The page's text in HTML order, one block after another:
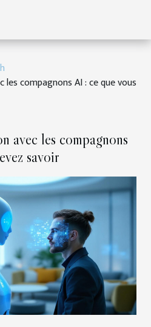
compagnons AI : ce que vous
avec les compagnons
savoir